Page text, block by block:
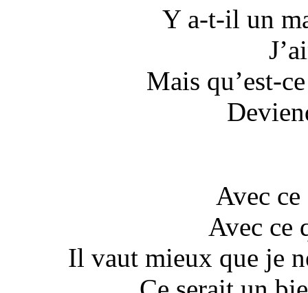
Y a-t-il un
Mais qu’est-
Avec
Avec ce
Il vaut mieux que je